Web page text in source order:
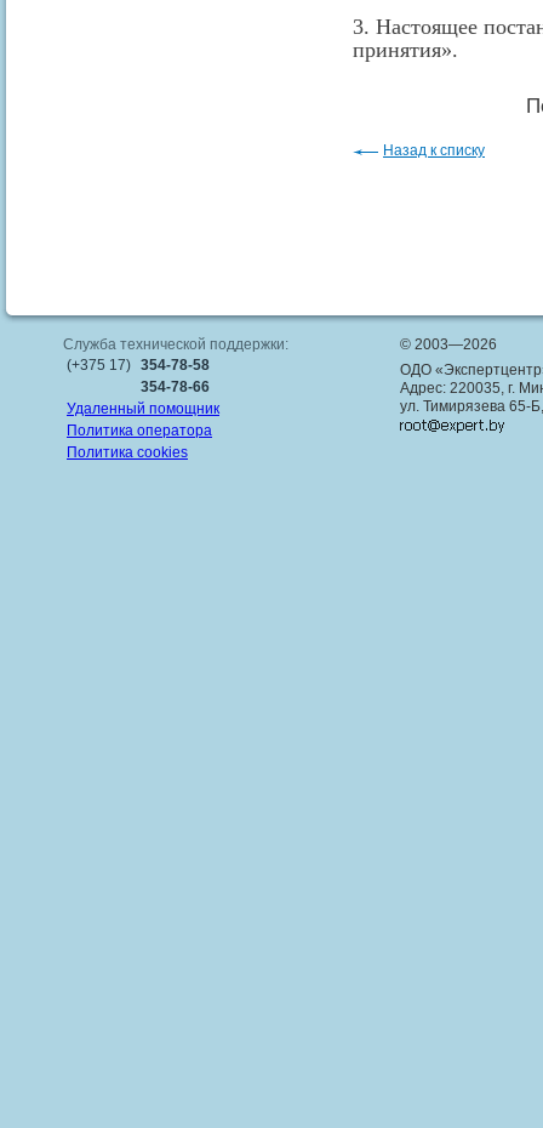
3. Настоящее
принятия».
Назад к списку
Служба технической поддержки:
(+375 17) 354-78-58
354-78-66
Удаленный помощник
Политика оператора
Политика cookies
© 2003—2026
ОДО
Адрес: 220035, г.
ул. Тимирязева 65-